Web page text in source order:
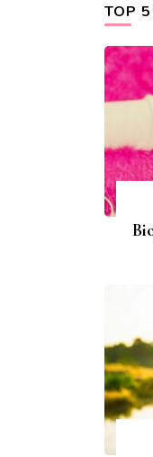
TOP